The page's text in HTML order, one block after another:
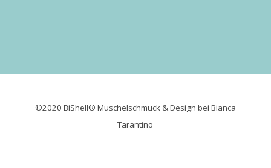
©2020 BiShell® Muschelschmuck & Design bei Bianca
Tarantino